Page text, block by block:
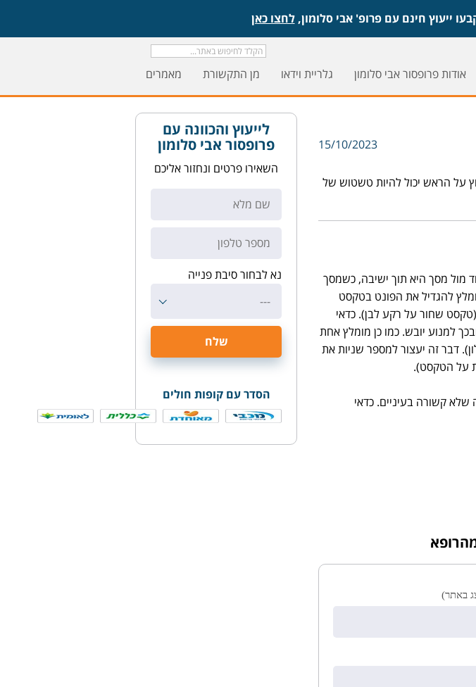
לחצו כאן
אודות פרופסור אבי סלומון גלריית וידאו מן התקשורת מאמרים
15/10/2023
על הראש יכול להיות טשטוש של
מול מסך היא תוך ישיבה, כשמסך
להגדיל את הפונט בטקסט
שחור על רקע לבן). כדאי
למנוע יובש. כמו כן מומלץ אחת
דבר זה יעצור למספר שניות את
על הטקסט).
קשורה בעיניים. כדאי
באתר)
לייעוץ והכוונה עם
פרופסור אבי סלומון
השאירו פרטים ונחזור אליכם
נא לבחור סיבת פנייה
---
הסדר עם קופות חולים